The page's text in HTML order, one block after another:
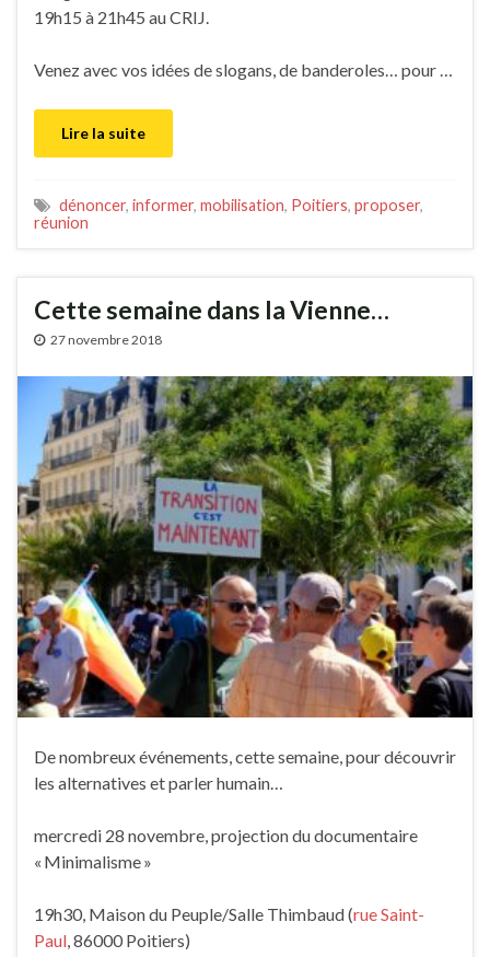
19h15 à 21h45 au CRIJ.
Venez avec vos idées de slogans, de banderoles… pour …
Lire la suite
dénoncer, informer, mobilisation, Poitiers, proposer,
réunion
Cette semaine dans la Vienne…
27 novembre 2018
De nombreux événements, cette semaine, pour découvrir
les alternatives et parler humain…
mercredi 28 novembre, projection du documentaire
« Minimalisme »
19h30, Maison du Peuple/Salle Thimbaud (rue Saint-
Paul, 86000 Poitiers)